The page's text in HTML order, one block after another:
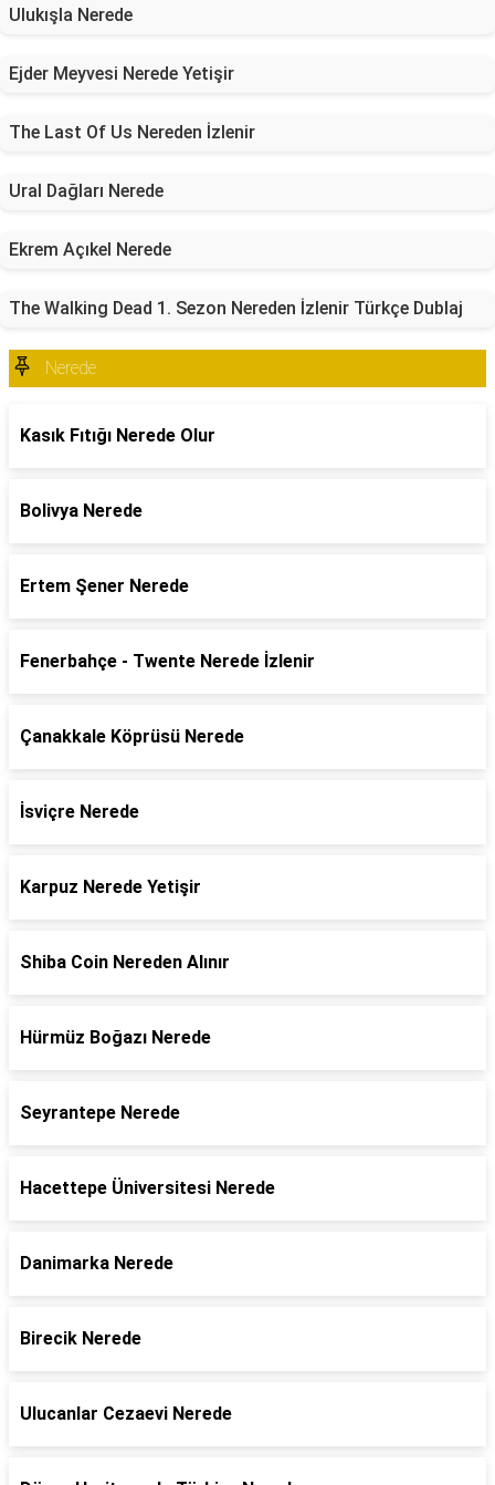
Ulukışla Nerede
Ejder Meyvesi Nerede Yetişir
The Last Of Us Nereden İzlenir
Ural Dağları Nerede
Ekrem Açıkel Nerede
The Walking Dead 1. Sezon Nereden İzlenir Türkçe Dublaj
Nerede
Kasık Fıtığı Nerede Olur
Bolivya Nerede
Ertem Şener Nerede
Fenerbahçe - Twente Nerede İzlenir
Çanakkale Köprüsü Nerede
İsviçre Nerede
Karpuz Nerede Yetişir
Shiba Coin Nereden Alınır
Hürmüz Boğazı Nerede
Seyrantepe Nerede
Hacettepe Üniversitesi Nerede
Danimarka Nerede
Birecik Nerede
Ulucanlar Cezaevi Nerede